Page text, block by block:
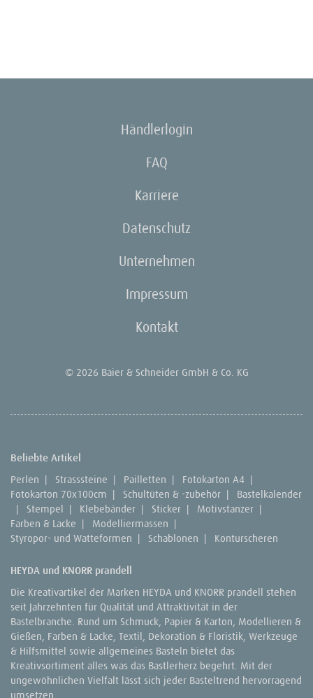
Händlerlogin
FAQ
Karriere
Datenschutz
Unternehmen
Impressum
Kontakt
© 2026 Baier & Schneider GmbH & Co. KG
Beliebte Artikel
Perlen | Strasssteine | Pailletten | Fotokarton A4 |
Fotokarton 70x100cm | Schultüten & -zubehör |
Bastelkalender
|
Stempel | Klebebänder | Sticker | Motivstanzer |
Farben & Lacke | Modelliermassen |
Styropor- und Watteformen | Schablonen | Konturscheren
HEYDA und KNORR prandell
Die Kreativartikel der Marken HEYDA und KNORR prandell stehen
seit Jahrzehnten für Qualität und Attraktivität in der
Bastelbranche. Rund um Schmuck, Papier & Karton, Modellieren &
Gießen, Farben & Lacke, Textil, Dekoration & Floristik, Werkzeuge
& Hilfsmittel sowie allgemeines Basteln bietet das
Kreativsortiment alles was das Bastlerherz begehrt. Mit der
ungewöhnlichen Vielfalt lässt sich jeder Basteltrend hervorragend
umsetzen.